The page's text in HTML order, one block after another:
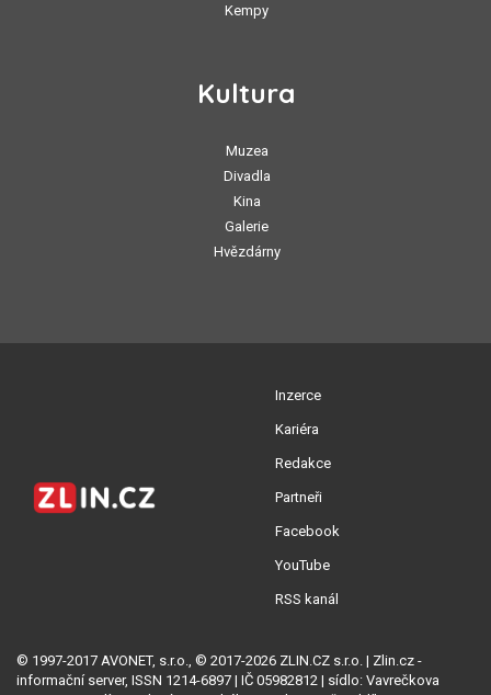
Kempy
Kultura
Muzea
Divadla
Kina
Galerie
Hvězdárny
Inzerce
Kariéra
Redakce
Partneři
Facebook
YouTube
RSS kanál
© 1997-2017 AVONET, s.r.o., © 2017-2026 ZLIN.CZ s.r.o. | Zlin.cz -
informační server, ISSN 1214-6897 | IČ 05982812 | sídlo: Vavrečkova